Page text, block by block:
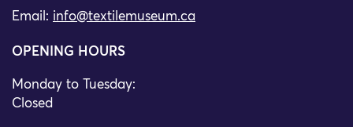
Email: info@textilemuseum.ca
OPENING HOURS
Monday to Tuesday:
Closed